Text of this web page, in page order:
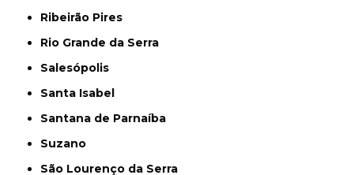
Ribeirão Pires
Rio Grande da Serra
Salesópolis
Santa Isabel
Santana de Parnaíba
Suzano
São Lourenço da Serra